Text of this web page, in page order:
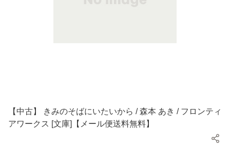
【中古】 きみのそばにいたいから / 森本 あき / フロンティ
アワークス [文庫]【メール便送料無料】